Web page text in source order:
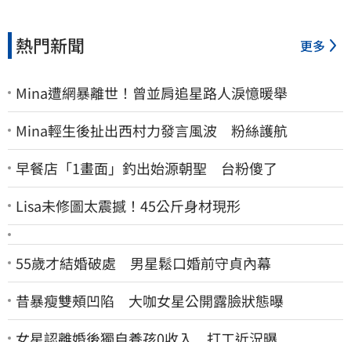
熱門新聞 更多
Mina遭網暴離世！曾並肩追星路人淚憶暖舉
Mina輕生後扯出西村力發言風波 粉絲護航
早餐店「1畫面」釣出始源朝聖 台粉傻了
Lisa未修圖太震撼！45公斤身材現形
55歲才結婚破處 男星鬆口婚前守貞內幕
昔暴瘦雙頰凹陷 大咖女星公開露臉狀態曝